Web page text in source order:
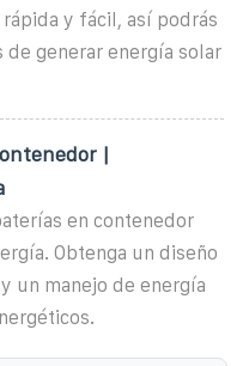
y fácil, así podrás
generar energía solar
|
en contenedor
Obtenga un diseño
un manejo de energía